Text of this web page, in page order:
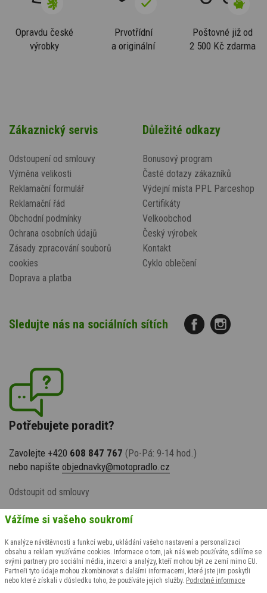
Opravdu české
výrobky
Prvotřídní
a originální
Poštovné již od
2 500 Kč zdarma
Zákaznický servis
Odstoupení od smlouvy
Výměna velikosti
Reklamační formulář
Reklamační řád
Obchodní podmínky
Ochrana osobních údajů
Zásady zpracování souborů
cookies
Doprava a platba
Důležité odkazy
Bonusový program
Časté dotazy zákazníků
Výdejní místa PPL Parceshop
Certifikáty
Velkoobchod
Český výrobek
Kontakt
Cyklo oblečení
Sledujte nás na sociálních sítích
Potřebujete poradit?
Zavolejte +420 608 847 767 (Po-Pá: 9-14 hod.)
nebo napište objednavky@motopradlo.cz
Odstoupit od smlouvy
Vážíme si vašeho soukromí
K analýze návštěvnosti a funkcí webu, ukládání vašeho nastavení a personalizaci
obsahu a reklam využíváme cookies. Informace o tom, jak náš web používáte, sdílíme se
svými partnery pro sociální média, inzerci a analýzy, kteří mohou být ze zemí mimo EU.
Partneři tyto údaje mohou zkombinovat s dalšími informacemi, které jste jim poskytli
nebo které získali v důsledku toho, že používáte jejich služby. Podrobné informace